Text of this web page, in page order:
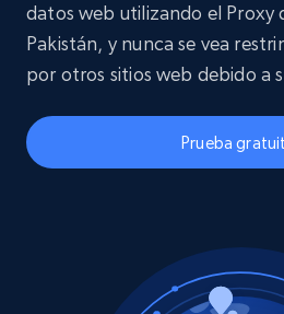
datos web utilizando el Proxy
Pakistán, y nunca se vea
por otros sitios web debido a
Prueba